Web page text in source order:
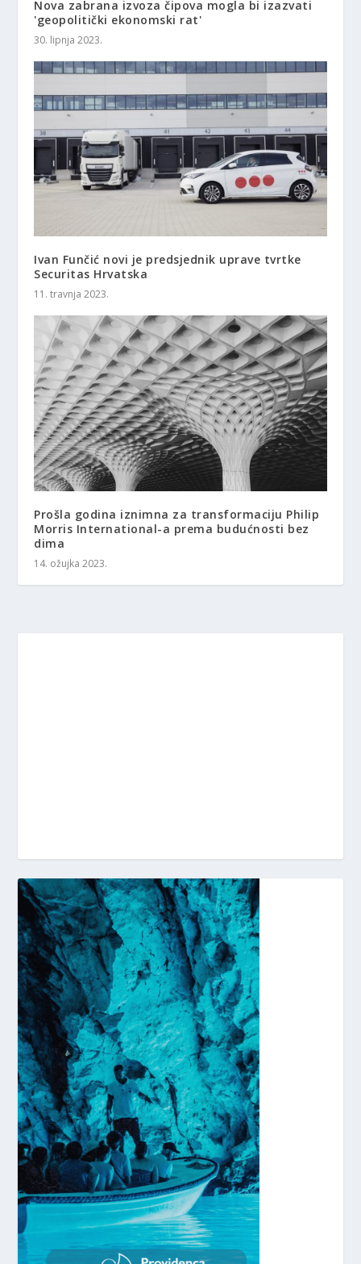
Nova zabrana izvoza čipova mogla bi izazvati
'geopolitički ekonomski rat'
30. lipnja 2023.
Ivan Funčić novi je predsjednik uprave tvrtke
Securitas Hrvatska
11. travnja 2023.
Prošla godina iznimna za transformaciju Philip
Morris International-a prema budućnosti bez
dima
14. ožujka 2023.